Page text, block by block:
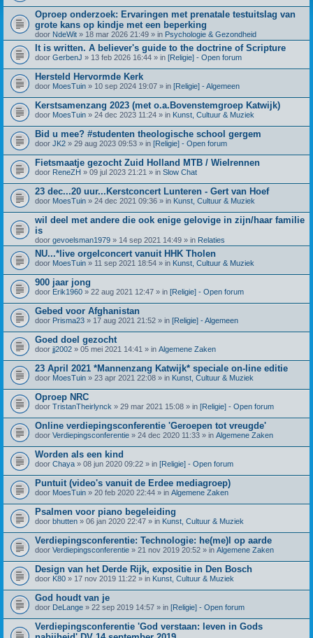
Oproep onderzoek: Ervaringen met prenatale testuitslag van
grote kans op kindje met een beperking
door NdeWit » 18 mar 2026 21:49 » in Psychologie & Gezondheid
It is written. A believer's guide to the doctrine of Scripture
door GerbenJ » 13 feb 2026 16:44 » in [Religie] - Open forum
Hersteld Hervormde Kerk
door MoesTuin » 10 sep 2024 19:07 » in [Religie] - Algemeen
Kerstsamenzang 2023 (met o.a.Bovenstemgroep Katwijk)
door MoesTuin » 24 dec 2023 11:24 » in Kunst, Cultuur & Muziek
Bid u mee? #studenten theologische school gergem
door JK2 » 29 aug 2023 09:53 » in [Religie] - Open forum
Fietsmaatje gezocht Zuid Holland MTB / Wielrennen
door ReneZH » 09 jul 2023 21:21 » in Slow Chat
23 dec...20 uur...Kerstconcert Lunteren - Gert van Hoef
door MoesTuin » 24 dec 2021 09:36 » in Kunst, Cultuur & Muziek
wil deel met andere die ook enige gelovige in zijn/haar familie
is
door gevoelsman1979 » 14 sep 2021 14:49 » in Relaties
NU...*live orgelconcert vanuit HHK Tholen
door MoesTuin » 11 sep 2021 18:54 » in Kunst, Cultuur & Muziek
900 jaar jong
door Erik1960 » 22 aug 2021 12:47 » in [Religie] - Open forum
Gebed voor Afghanistan
door Prisma23 » 17 aug 2021 21:52 » in [Religie] - Algemeen
Goed doel gezocht
door jj2002 » 05 mei 2021 14:41 » in Algemene Zaken
23 April 2021 *Mannenzang Katwijk* speciale on-line editie
door MoesTuin » 23 apr 2021 22:08 » in Kunst, Cultuur & Muziek
Oproep NRC
door TristanTheirlynck » 29 mar 2021 15:08 » in [Religie] - Open forum
Online verdiepingsconferentie 'Geroepen tot vreugde'
door Verdiepingsconferentie » 24 dec 2020 11:33 » in Algemene Zaken
Worden als een kind
door Chaya » 08 jun 2020 09:22 » in [Religie] - Open forum
Puntuit (video's vanuit de Erdee mediagroep)
door MoesTuin » 20 feb 2020 22:44 » in Algemene Zaken
Psalmen voor piano begeleiding
door bhutten » 06 jan 2020 22:47 » in Kunst, Cultuur & Muziek
Verdiepingsconferentie: Technologie: he(me)l op aarde
door Verdiepingsconferentie » 21 nov 2019 20:52 » in Algemene Zaken
Design van het Derde Rijk, expositie in Den Bosch
door K80 » 17 nov 2019 11:22 » in Kunst, Cultuur & Muziek
God houdt van je
door DeLange » 22 sep 2019 14:57 » in [Religie] - Open forum
Verdiepingsconferentie 'God verstaan: leven in Gods